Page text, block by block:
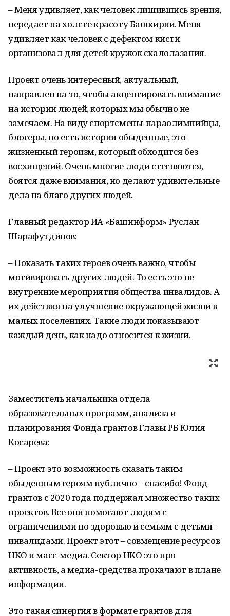
– Меня удивляет, как человек лишившись зрения,
передает на холсте красоту Башкирии. Меня
удивляет как человек с дефектом кисти
организовал для детей кружок скалолазания.
Проект очень интересный, актуальный,
направлен на то, чтобы акцентировать внимание
на истории людей, которых мы обычно не
замечаем. На виду спортсмены-параолимпийцы,
блогеры, но есть истории обыденные, это
жизненный героизм, который обходится без
восхищений. Очень многие люди стесняются,
боятся даже внимания, но делают удивительные
дела на благо других людей.
Главный редактор ИА «Башинформ» Руслан
Шарафутдинов:
– Показать таких героев очень важно, чтобы
мотивировать других людей. То есть это не
внутренние мероприятия общества инвалидов. А
их действия на улучшение окружающей жизни в
малых поселениях. Такие люди показывают
каждый день, как надо относится к жизни.
Заместитель начальника отдела
образовательных программ, анализа и
планирования Фонда грантов Главы РБ Юлия
Косарева:
– Проект это возможность сказать таким
обыденным героям публично – спасибо! Фонд
грантов с 2020 года поддержал множество таких
проектов. Все они помогают людям с
ограничениями по здоровью и семьям с детьми-
инвалидами. Проект этот – совмещение ресурсов
НКО и масс-медиа. Сектор НКО это про
активность, а медиа-средства прокачают в плане
информации.
Это такая синергия в формате грантов для